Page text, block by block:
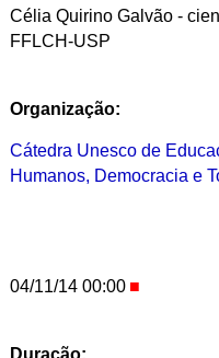
Célia Quirino Galvão -
FFLCH-USP
Organização:
Cátedra Unesco de
Humanos, Democracia e
04/11/14 00:00
Duração: